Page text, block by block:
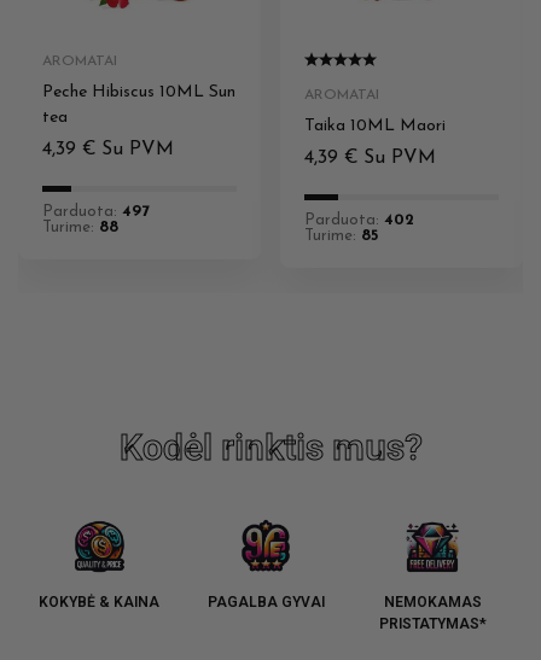
AROMATAI
Peche Hibiscus 10ML Sun
tea
4,39 € Su PVM
Parduota: 497
Turime: 88
AROMATAI
Taika 10ML Maori
4,39 € Su PVM
Parduota: 402
Turime: 85
Kodėl rinktis mus?
KOKYBĖ & KAINA PAGALBA GYVAI
NEMOKAMAS
PRISTATYMAS*